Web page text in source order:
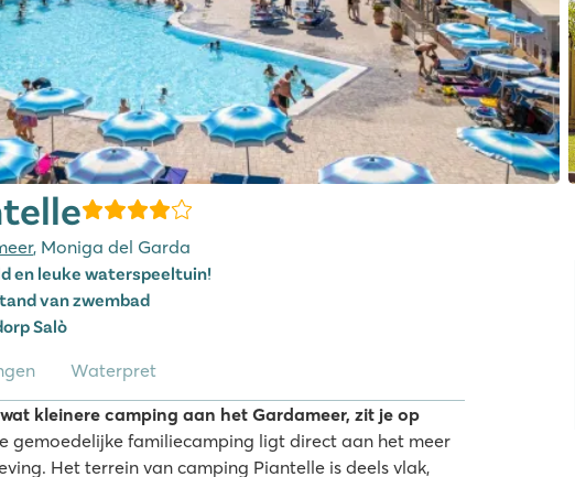
, Moniga del Garda
en leuke waterspeeltuin!
van zwembad
Salò
Waterpret
kleinere camping aan het Gardameer, zit je op
gemoedelijke familiecamping ligt direct aan het meer
Het terrein van camping Piantelle is deels vlak,